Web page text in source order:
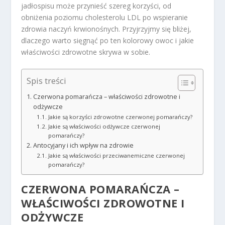
jadłospisu może przynieść szereg korzyści, od
obniżenia poziomu cholesterolu LDL po wspieranie
zdrowia naczyń krwionośnych. Przyjrzyjmy się bliżej,
dlaczego warto sięgnąć po ten kolorowy owoc i jakie
właściwości zdrowotne skrywa w sobie.
Spis treści
Czerwona pomarańcza – właściwości zdrowotne i
odżywcze
Jakie są korzyści zdrowotne czerwonej pomarańczy?
Jakie są właściwości odżywcze czerwonej
pomarańczy?
Antocyjany i ich wpływ na zdrowie
Jakie są właściwości przeciwanemiczne czerwonej
pomarańczy?
CZERWONA POMARAŃCZA –
WŁAŚCIWOŚCI ZDROWOTNE I
ODŻYWCZE